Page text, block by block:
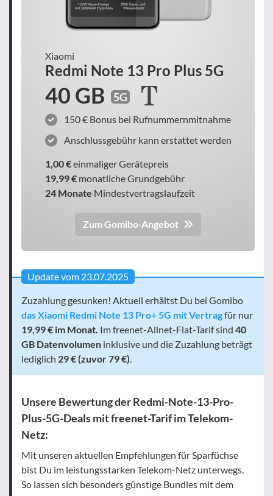
Xiaomi
Redmi Note 13 Pro Plus 5G
40 GB 5G
150 € Bonus bei Rufnummernmitnahme
Anschlussgebühr kann erstattet werden
1,00 €einmaliger Gerätepreis
19,99 € monatliche Grundgebühr
24 Monate Mindestvertragslaufzeit
Zum Gomibo-Angebot
Update vom 23.07.2025
Zuzahlung gesunken! Aktuell erhältst Du bei Gomibo
das Xiaomi Redmi Note 13 Pro+ 5G mit Vertragfür nur
19,99 € im Monat. Im freenet-Allnet-Flat-Tarif sind 40
GB Datenvolumen inklusive und die Zuzahlung beträgt
lediglich 29 € (zuvor 79 €).
Unsere Bewertung der Redmi-Note-13-Pro-
Plus-5G-Deals mit freenet-Tarif im Telekom-
Netz:
Mit unseren aktuellen Empfehlungen für Sparfüchse
bist Du im leistungsstarken Telekom-Netz unterwegs.
So lassen sich besonders günstige Bundles mit dem